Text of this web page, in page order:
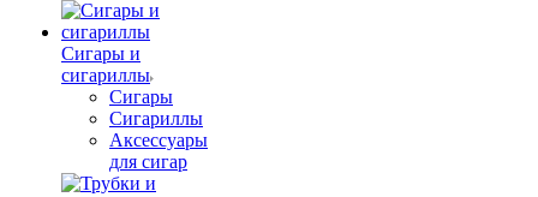
Сигары и
сигариллы
Сигары
Сигариллы
Аксессуары
для сигар